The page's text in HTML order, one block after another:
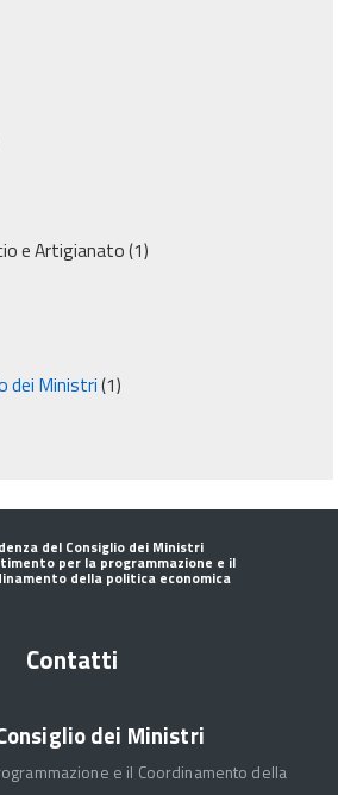
e Artigianato(1)
dei Ministri(1)
del Consiglio dei Ministri
per la programmazione e il
della politica economica
Contatti
dei Ministri
e il Coordinamento della